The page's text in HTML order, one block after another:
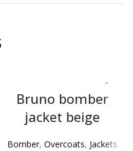
Bruno bomber
jacket beige
Bomber, Overcoats, Jackets